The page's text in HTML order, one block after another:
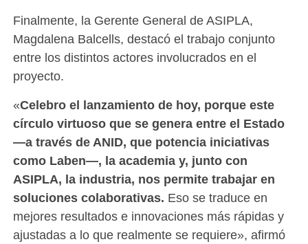
Finalmente, la Gerente General de ASIPLA,
Magdalena Balcells, destacó el trabajo conjunto
entre los distintos actores involucrados en el
proyecto.
«Celebro el lanzamiento de hoy, porque este
círculo virtuoso que se genera entre el Estado
—a través de ANID, que potencia iniciativas
como Laben—, la academia y, junto con
ASIPLA, la industria, nos permite trabajar en
soluciones colaborativas. Eso se traduce en
mejores resultados e innovaciones más rápidas y
ajustadas a lo que realmente se requiere», afirmó